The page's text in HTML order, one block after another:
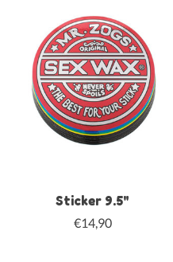
Sticker 9.5"
€14,90